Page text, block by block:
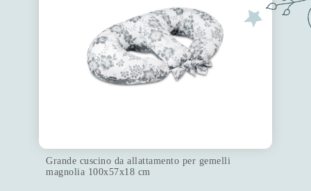
Grande cuscino da allattamento per gemelli
magnolia 100x57x18 cm